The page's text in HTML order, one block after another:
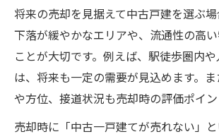
将来の売却を見据えて中古戸建を選ぶ
下落が緩やかなエリアや、流通性の高
ことが大切です。例えば、駅徒歩圏内
は、将来も一定の需要が見込めます。
や方位、接道状況も売却時の評価ポイン
売却時に「中古一戸建てが売れない」